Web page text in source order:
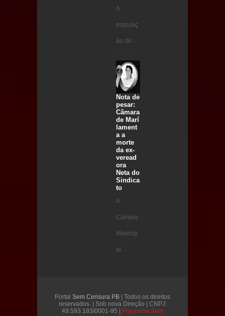
A
populaç
ão de ...
Nota de
pesar:
Câmara
de Marí
lament
a a
morte
da ex-
veread
ora
Neta do
Sindica
to
A
Câmara
Municip
al ...
Portal Sem Censura PB | Todos os direitos
reservados. | Sob nova Direção | CNPJ:
49.593.183/0001-95 | Programa Sem